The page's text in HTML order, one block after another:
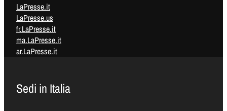
LaPresse.it
LaPresse.us
fr.LaPresse.it
ma.LaPresse.it
ar.LaPresse.it
Sedi in Italia